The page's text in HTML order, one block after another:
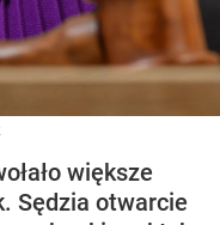
większe
Sędzia otwarcie